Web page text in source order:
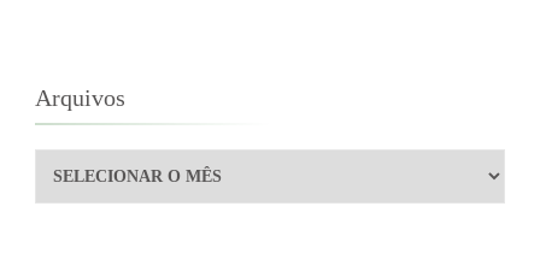
Arquivos
Arquivos